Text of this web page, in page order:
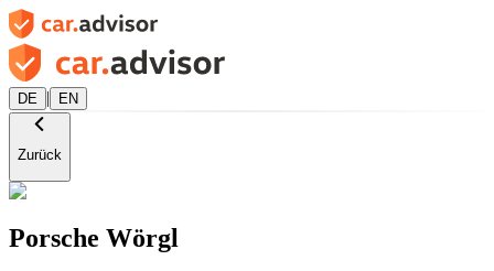
DE | EN
Zurück
Porsche Wörgl